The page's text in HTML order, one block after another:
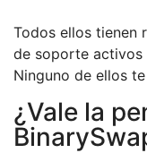
Todos ellos tienen
de soporte activos
Ninguno de ellos
¿Vale la